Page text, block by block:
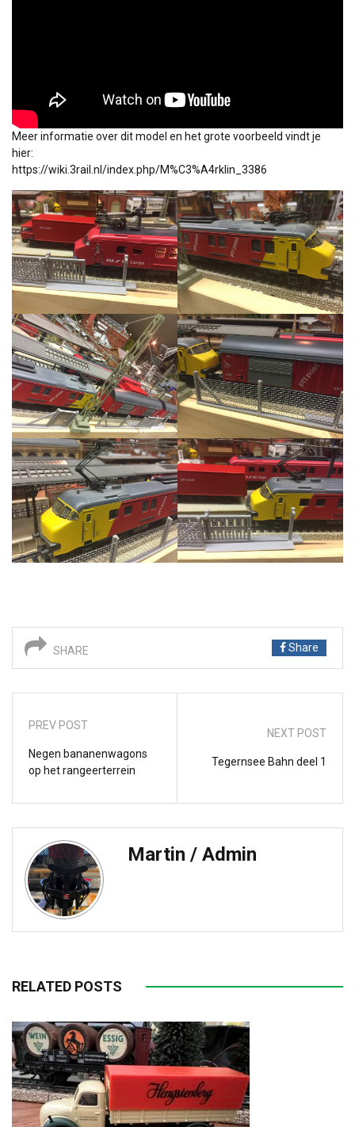
Meer informatie over dit model en het grote voorbeeld vindt je
hier:
https://wiki.3rail.nl/index.php/M%C3%A4rklin_3386
SHARE Share
PREV POST
Negen bananenwagons
op het rangeerterrein
NEXT POST
Tegernsee Bahn deel 1
Martin / Admin
RELATED POSTS